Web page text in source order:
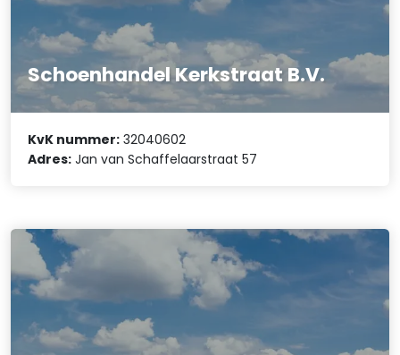
Schoenhandel Kerkstraat B.V.
KvK nummer: 32040602
Adres: Jan van Schaffelaarstraat 57